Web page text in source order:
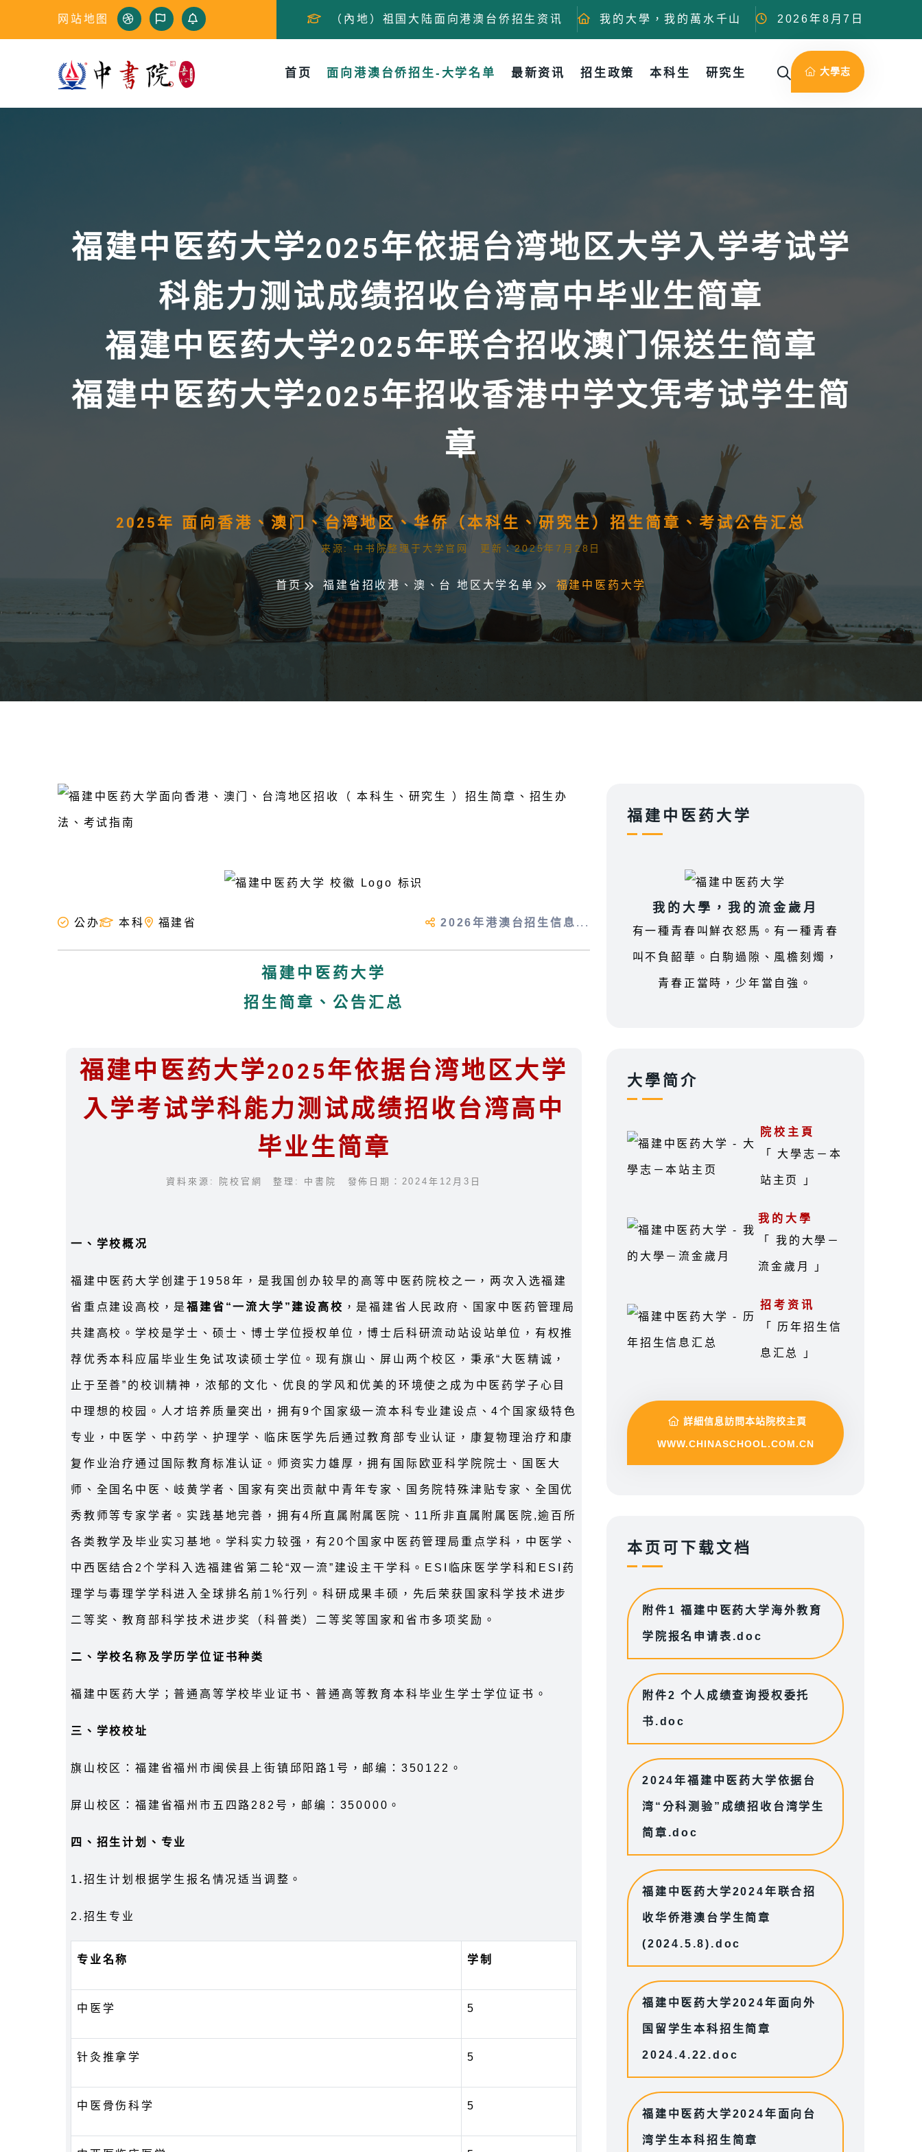
网站地图 （內地）祖国大陆面向港澳台侨招生资讯 我的大學，我的萬水千山 2026年8月7日
首页 面向港澳台侨招生-大学名单 最新资讯 招生政策 本科生 研究生 大學志
福建中医药大学2025年依据台湾地区大学入学考试学
科能力测试成绩招收台湾高中毕业生简章
福建中医药大学2025年联合招收澳门保送生简章
福建中医药大学2025年招收香港中学文凭考试学生简
章
2025年 面向香港、澳门、台湾地区、华侨（本科生、研究生）招生简章、考试公告汇总
来源: 中书院整理于大学官网 更新：2025年7月28日
首页 福建省招收港、澳、台 地区大学名单 福建中医药大学
公办 本科 福建省 2026年港澳台招生信息 ...
福建中医药大学
招生简章、公告汇总
福建中医药大学2025年依据台湾地区大学
入学考试学科能力测试成绩招收台湾高中
毕业生简章
資料來源: 院校官網 整理: 中書院 發佈日期：2024年12月3日
一、学校概况
福建中医药大学创建于1958年，是我国创办较早的高等中医药院校之一，两次入选福建
省重点建设高校，是福建省“一流大学”建设高校 ，是福建省人民政府、国家中医药管理局
共建高校。学校是学士、硕士、博士学位授权单位，博士后科研流动站设站单位，有权推
荐优秀本科应届毕业生免试攻读硕士学位。现有旗山、屏山两个校区，秉承“大医精诚，
止于至善”的校训精神，浓郁的文化、优良的学风和优美的环境使之成为中医药学子心目
中理想的校园。人才培养质量突出，拥有9个国家级一流本科专业建设点、4个国家级特色
专业，中医学、中药学、护理学、临床医学先后通过教育部专业认证，康复物理治疗和康
复作业治疗通过国际教育标准认证。师资实力雄厚，拥有国际欧亚科学院院士、国医大
师、全国名中医、岐黄学者、国家有突出贡献中青年专家、国务院特殊津贴专家、全国优
秀教师等专家学者。实践基地完善，拥有4所直属附属医院、11所非直属附属医院,逾百所
各类教学及毕业实习基地。学科实力较强，有20个国家中医药管理局重点学科，中医学、
中西医结合2个学科入选福建省第二轮“双一流”建设主干学科。ESI临床医学学科和ESI药
理学与毒理学学科进入全球排名前1%行列。科研成果丰硕，先后荣获国家科学技术进步
二等奖、教育部科学技术进步奖（科普类）二等奖等国家和省市多项奖励。
二、学校名称及学历学位证书种类
福建中医药大学；普通高等学校毕业证书、普通高等教育本科毕业生学士学位证书。
三、学校校址
旗山校区：福建省福州市闽侯县上街镇邱阳路1号，邮编：350122。
屏山校区：福建省福州市五四路282号，邮编：350000。
四、招生计划、专业
1 .招生计划根据学生报名情况适当调整。
2.招生专业
专业名称 学制
中医学 5
针灸推拿学 5
中医骨伤科学 5
福建中医药大学
我的大學，我的流金歲月
有一種青春叫鮮衣怒馬。有一種青春
叫不負韶華。白駒過隙、風檐刻燭，
青春正當時，少年當自強。
大學简介
院校主頁
「 大學志－本
站主页 」
我的大學
「 我的大學－
流金歲月 」
招考资讯
「 历年招生信
息汇总 」
詳細信息訪問本站院校主頁
WWW.CHINASCHOOL.COM.CN
本页可下载文档
附件1 福建中医药大学海外教育
学院报名申请表.doc
附件2 个人成绩查询授权委托
书.doc
2024年福建中医药大学依据台
湾“分科测验”成绩招收台湾学生
简章.doc
福建中医药大学2024年联合招
收华侨港澳台学生简章
(2024.5.8).doc
福建中医药大学2024年面向外
国留学生本科招生简章
2024.4.22.doc
福建中医药大学2024年面向台
湾学生本科招生简章